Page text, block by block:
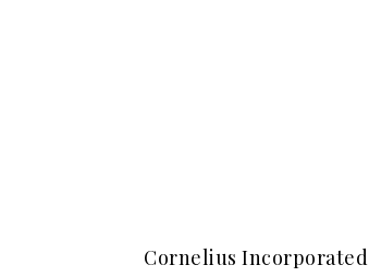
Cornelius Incorporated